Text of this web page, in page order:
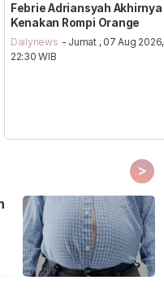
Febrie Adriansyah Akhirnya
Kenakan Rompi Orange
Dailynews - Jumat , 07 Aug 2026,
22:30 WIB
>